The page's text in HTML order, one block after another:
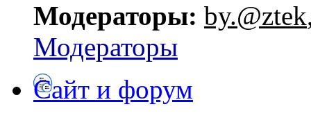
Модераторы: by.@ztek
Модераторы
Сайт и форум